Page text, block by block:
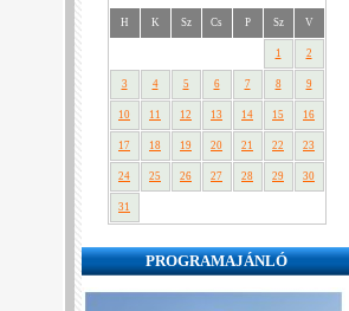
H K Sz Cs P Sz V
1 2
3 4 5 6 7 8 9
10 11 12 13 14 15 16
17 18 19 20 21 22 23
24 25 26 27 28 29 30
31
PROGRAMAJÁNLÓ